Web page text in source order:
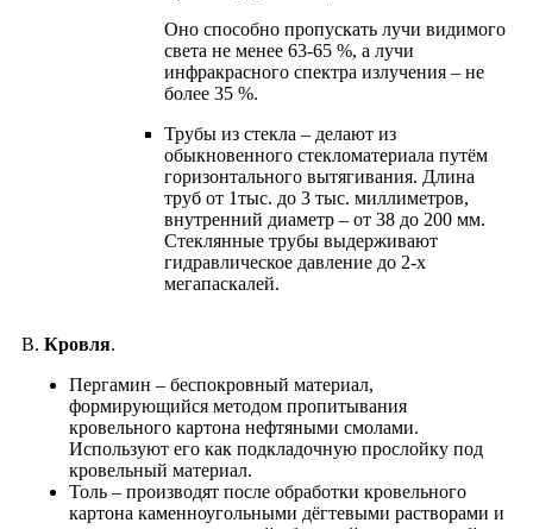
Оно способно пропускать лучи видимого
света не менее 63-65 %, а лучи
инфракрасного спектра излучения – не
более 35 %.
Трубы из стекла – делают из
обыкновенного стекломатериала путём
горизонтального вытягивания. Длина
труб от 1тыс. до 3 тыс. миллиметров,
внутренний диаметр – от 38 до 200 мм.
Стеклянные трубы выдерживают
гидравлическое давление до 2-х
мегапаскалей.
В. Кровля.
Пергамин – беспокровный материал,
формирующийся методом пропитывания
кровельного картона нефтяными смолами.
Используют его как подкладочную прослойку под
кровельный материал.
Толь – производят после обработки кровельного
картона каменноугольными дёгтевыми растворами и